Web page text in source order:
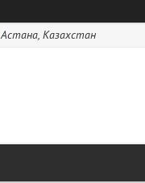
Астана, Казахстан